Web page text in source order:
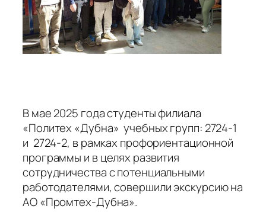
В мае 2025 года студенты филиала
«Политех «Дубна» учебных групп: 2724-1
и 2724-2, в рамках профориентационной
программы и в целях развития
сотрудничества с потенциальными
работодателями, совершили экскурсию на
АО «Промтех-Дубна».